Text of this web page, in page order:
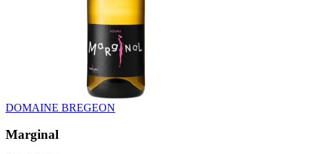
DOMAINE BREGEON
Marginal